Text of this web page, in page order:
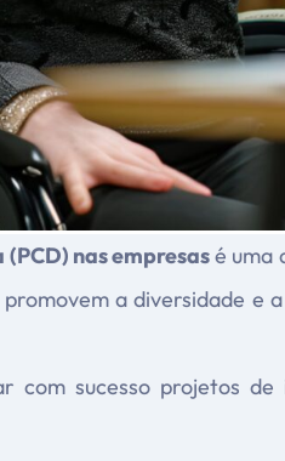
nas empresasé uma
a diversidade
com sucesso projetos